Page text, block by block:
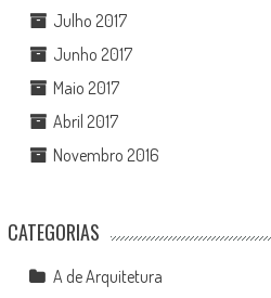
Julho 2017
Junho 2017
Maio 2017
Abril 2017
Novembro 2016
CATEGORIAS
A de Arquitetura